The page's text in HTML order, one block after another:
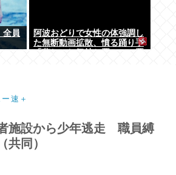
全員
阿波おどりで女性の体強調し
た無断動画拡散、憤る踊り手
ー速＋
施設から少年逃走 職員縛
共同）